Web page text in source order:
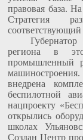
правовая база.
Стратегия
соответствующий
региона в
промышленный
внедрена
беспилотной
нацпроекту
открылись
школах
Создан Центр